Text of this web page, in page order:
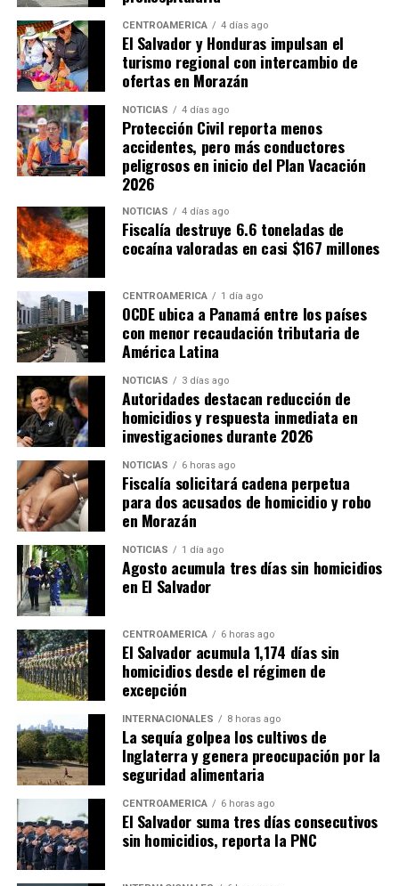
precios de transferencia.
Por su parte, Hernández estimó que por cada punto
porcentual del PIB que el Estado deja de recaudar se
pierden aproximadamente 900 millones de dólares en
ingresos fiscales. Bajo esa estimación, la reducción de
cerca de cinco puntos porcentuales en la capacidad
recaudatoria durante los últimos 15 años representaría
pérdidas cercanas a 4,500 millones de dólares anuales
para las finanzas públicas.
CENTROAMÉRICA 4 días ago
El Salvador y Honduras impulsan el
turismo regional con intercambio de
ofertas en Morazán
NOTICIAS 4 días ago
Protección Civil reporta menos
accidentes, pero más conductores
peligrosos en inicio del Plan Vacación
2026
NOTICIAS 4 días ago
Fiscalía destruye 6.6 toneladas de
cocaína valoradas en casi $167 millones
CENTROAMÉRICA 1 día ago
OCDE ubica a Panamá entre los países
con menor recaudación tributaria de
América Latina
NOTICIAS 3 días ago
Autoridades destacan reducción de
homicidios y respuesta inmediata en
investigaciones durante 2026
NOTICIAS 6 horas ago
Fiscalía solicitará cadena perpetua
para dos acusados de homicidio y robo
en Morazán
NOTICIAS 1 día ago
Agosto acumula tres días sin homicidios
en El Salvador
CENTROAMÉRICA 6 horas ago
El Salvador acumula 1,174 días sin
homicidios desde el régimen de
excepción
INTERNACIONALES 8 horas ago
La sequía golpea los cultivos de
Inglaterra y genera preocupación por la
seguridad alimentaria
CENTROAMÉRICA 6 horas ago
El Salvador suma tres días consecutivos
sin homicidios, reporta la PNC